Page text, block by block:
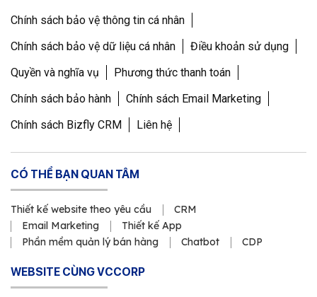
Chính sách bảo vệ thông tin cá nhân
Chính sách bảo vệ dữ liệu cá nhân
Điều khoản sử dụng
Quyền và nghĩa vụ
Phương thức thanh toán
Chính sách bảo hành
Chính sách Email Marketing
Chính sách Bizfly CRM
Liên hệ
CÓ THỂ BẠN QUAN TÂM
Thiết kế website theo yêu cầu
CRM
Email Marketing
Thiết kế App
Phần mềm quản lý bán hàng
Chatbot CDP
WEBSITE CÙNG VCCORP